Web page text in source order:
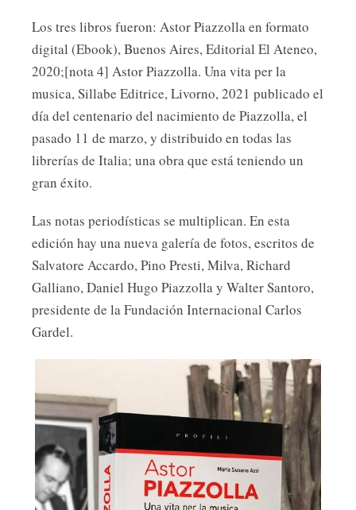
Los tres libros fueron: Astor Piazzolla en formato
digital (Ebook), Buenos Aires, Editorial El Ateneo,
2020;[nota 4] Astor Piazzolla. Una vita per la
musica, Sillabe Editrice, Livorno, 2021 publicado el
día del centenario del nacimiento de Piazzolla, el
pasado 11 de marzo, y distribuido en todas las
librerías de Italia; una obra que está teniendo un
gran éxito.
Las notas periodísticas se multiplican. En esta
edición hay una nueva galería de fotos, escritos de
Salvatore Accardo, Pino Presti, Milva, Richard
Galliano, Daniel Hugo Piazzolla y Walter Santoro,
presidente de la Fundación Internacional Carlos
Gardel.